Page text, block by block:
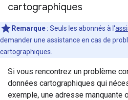
cartographiques
Remarque : Seuls les abonnés à l'
demander une assistance en cas de
cartographiques.
Si vous rencontrez un problème
données cartographiques qui
exemple, une adresse manquante